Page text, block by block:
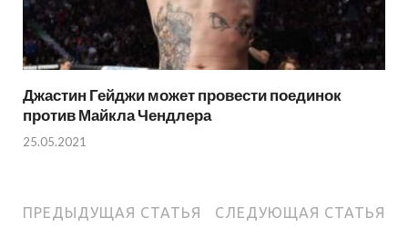
Джастин Гейджи может провести поединок
против Майкла Чендлера
25.05.2021
ПРЕДЫДУЩАЯ СТАТЬЯ СЛЕДУЮЩАЯ СТАТЬЯ